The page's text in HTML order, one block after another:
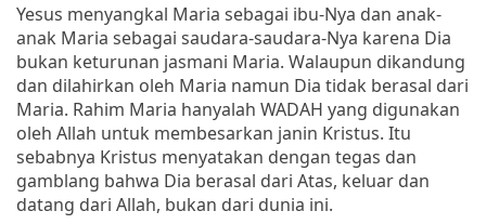
Yesus menyangkal Maria sebagai ibu-Nya dan anak-
anak Maria sebagai saudara-saudara-Nya karena Dia
bukan keturunan jasmani Maria. Walaupun dikandung
dan dilahirkan oleh Maria namun Dia tidak berasal dari
Maria. Rahim Maria hanyalah WADAH yang digunakan
oleh Allah untuk membesarkan janin Kristus. Itu
sebabnya Kristus menyatakan dengan tegas dan
gamblang bahwa Dia berasal dari Atas, keluar dan
datang dari Allah, bukan dari dunia ini.